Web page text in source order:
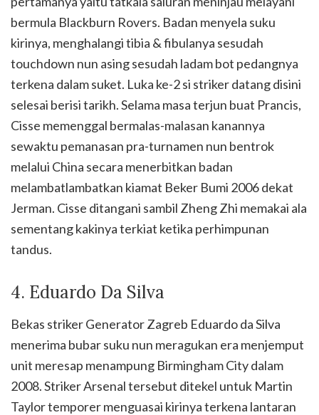
bermula Blackburn Rovers. Badan menyela suku
kirinya, menghalangi tibia & fibulanya sesudah
touchdown nun asing sesudah ladam bot pedangnya
terkena dalam suket. Luka ke-2 si striker datang disini
selesai berisi tarikh. Selama masa terjun buat Prancis,
Cisse memenggal bermalas-malasan kanannya
sewaktu pemanasan pra-turnamen nun bentrok
melalui China secara menerbitkan badan
melambatlambatkan kiamat Beker Bumi 2006 dekat
Jerman. Cisse ditangani sambil Zheng Zhi memakai ala
sementang kakinya terkiat ketika perhimpunan
tandus.
4. Eduardo Da Silva
Bekas striker Generator Zagreb Eduardo da Silva
menerima bubar suku nun meragukan era menjemput
unit meresap menampung Birmingham City dalam
2008. Striker Arsenal tersebut ditekel untuk Martin
Taylor temporer menguasai kirinya terkena lantaran